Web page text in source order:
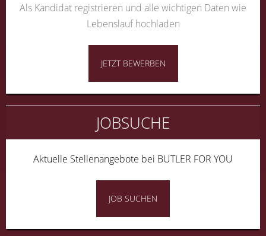
Als Kandidat registrieren und alle wichtigen Daten wie
Lebenslauf hochladen
JETZT BEWERBEN
JOBSUCHE
Aktuelle Stellenangebote bei BUTLER FOR YOU
JOB SUCHEN